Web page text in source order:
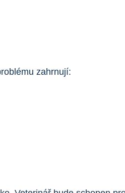
zahrnují: